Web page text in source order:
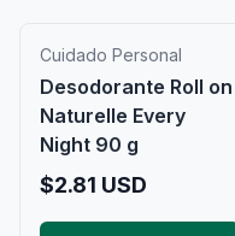
Cuidado Personal
Desodorante Roll on
Naturelle Every
Night 90 g
$2.81 USD